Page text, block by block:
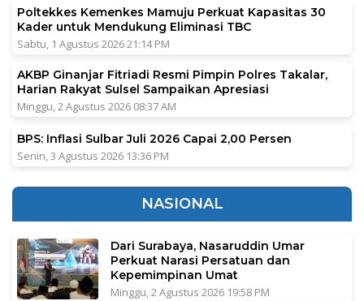
Poltekkes Kemenkes Mamuju Perkuat Kapasitas 30
Kader untuk Mendukung Eliminasi TBC
Sabtu, 1 Agustus 2026 21:14 PM
AKBP Ginanjar Fitriadi Resmi Pimpin Polres Takalar,
Harian Rakyat Sulsel Sampaikan Apresiasi
Minggu, 2 Agustus 2026 08:37 AM
BPS: Inflasi Sulbar Juli 2026 Capai 2,00 Persen
Senin, 3 Agustus 2026 13:36 PM
NASIONAL
Dari Surabaya, Nasaruddin Umar
Perkuat Narasi Persatuan dan
Kepemimpinan Umat
Minggu, 2 Agustus 2026 19:58 PM